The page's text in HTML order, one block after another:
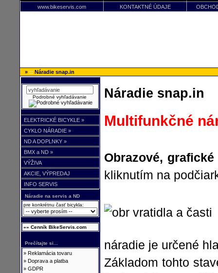
www.bikeservis.com KONTAKTNÉ ÚDAJE
» :: Náradie snap.in
Podrobné vyhľadávanie
ELEKTRICKÉ BICYKLE »
CYKLO NÁRADIE »
ND A DOPLNKY »
BMX a ND »
VÝŽIVA
AKCIE, VÝPREDAJ
INFO SERVIS
Náradie na servis a ND
pre konkrétnu časť bicykla:
»» Cenník BikeServis.com
Prečítajte si...
» Reklamácia tovaru
» Doprava a platba
» GDPR
Náradie snap.in
Multifunkčné
Obrazové,
kliknutím na
náradie je určené
Základom tohto